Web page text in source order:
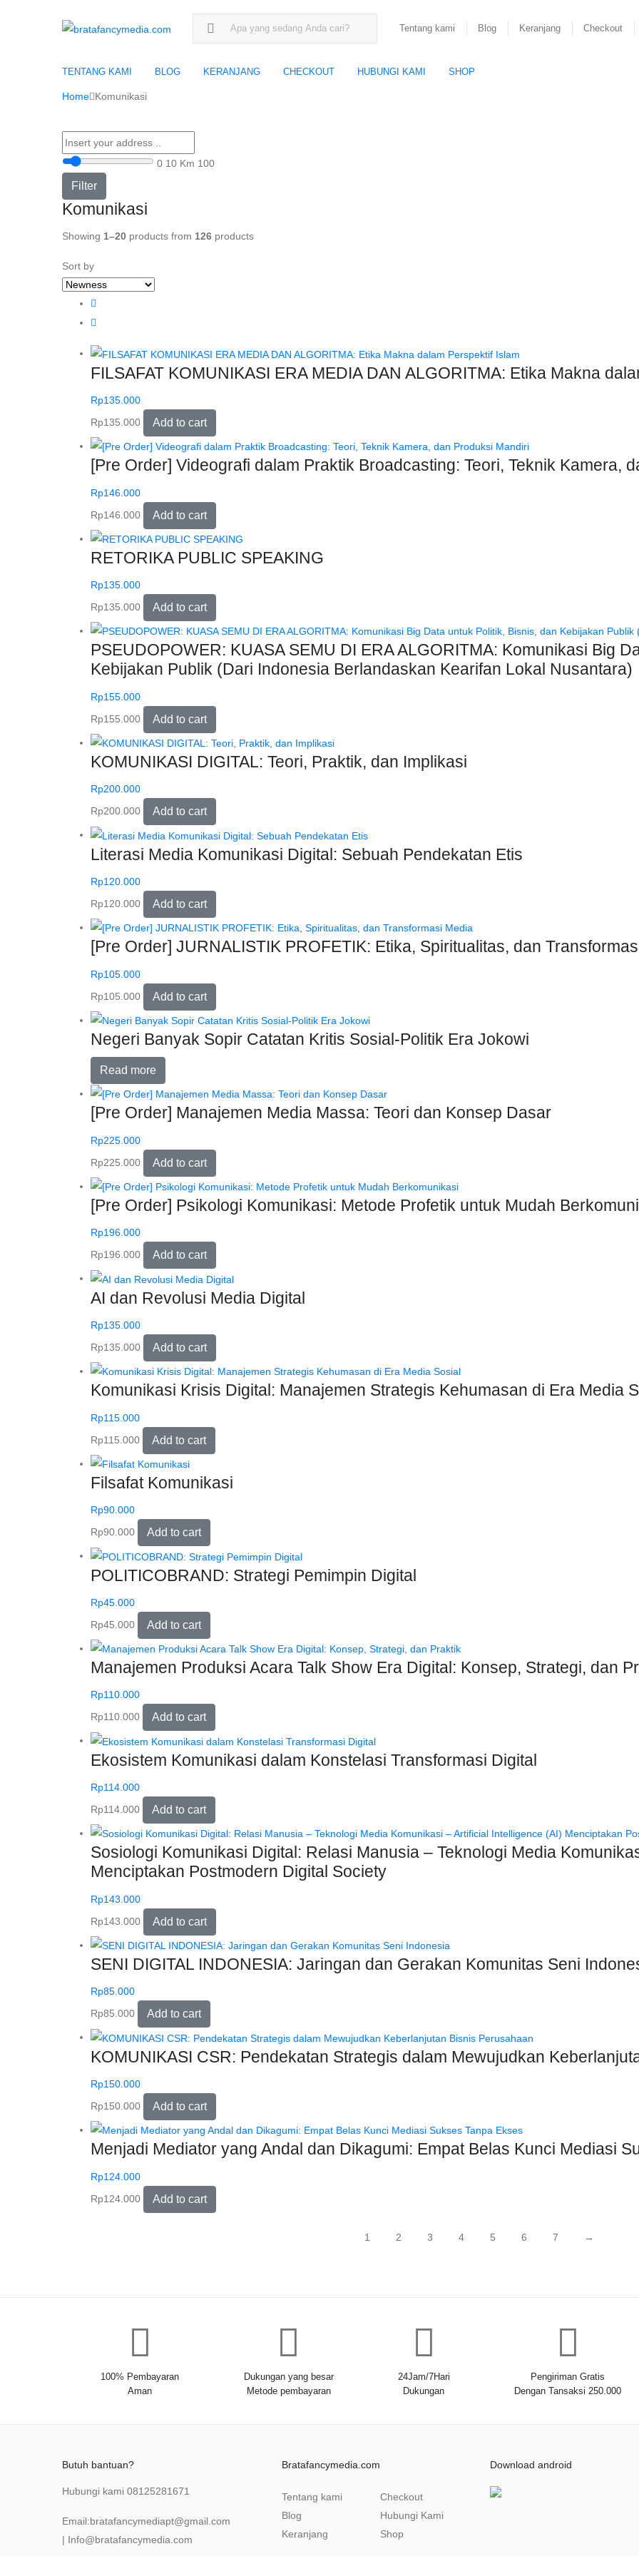
Search for:
Tentang kami Blog Keranjang Checkout
TENTANG KAMI BLOG KERANJANG CHECKOUT HUBUNGI KAMI SHOP
Home Komunikasi
0 10 Km 100
Filter
Komunikasi
Showing 1–20 products from 126 products
Sort by
FILSAFAT KOMUNIKASI ERA MEDIA DAN ALGORITMA: Etika Makna
Rp135.000
Rp135.000 Add to cart
[Pre Order] Videografi dalam Praktik Broadcasting: Teori, Teknik Kamera,
Rp146.000
Rp146.000 Add to cart
RETORIKA PUBLIC SPEAKING
Rp135.000
Rp135.000 Add to cart
PSEUDOPOWER: KUASA SEMU DI ERA ALGORITMA: Komunikasi Big
Kebijakan Publik (Dari Indonesia Berlandaskan Kearifan Lokal Nusantara)
Rp155.000
Rp155.000 Add to cart
KOMUNIKASI DIGITAL: Teori, Praktik, dan Implikasi
Rp200.000
Rp200.000 Add to cart
Literasi Media Komunikasi Digital: Sebuah Pendekatan Etis
Rp120.000
Rp120.000 Add to cart
[Pre Order] JURNALISTIK PROFETIK: Etika, Spiritualitas, dan
Rp105.000
Rp105.000 Add to cart
Negeri Banyak Sopir Catatan Kritis Sosial-Politik Era Jokowi
Read more
[Pre Order] Manajemen Media Massa: Teori dan Konsep Dasar
Rp225.000
Rp225.000 Add to cart
[Pre Order] Psikologi Komunikasi: Metode Profetik untuk Mudah
Rp196.000
Rp196.000 Add to cart
AI dan Revolusi Media Digital
Rp135.000
Rp135.000 Add to cart
Komunikasi Krisis Digital: Manajemen Strategis Kehumasan di Era Media
Rp115.000
Rp115.000 Add to cart
Filsafat Komunikasi
Rp90.000
Rp90.000 Add to cart
POLITICOBRAND: Strategi Pemimpin Digital
Rp45.000
Rp45.000 Add to cart
Manajemen Produksi Acara Talk Show Era Digital: Konsep, Strategi, dan
Rp110.000
Rp110.000 Add to cart
Ekosistem Komunikasi dalam Konstelasi Transformasi Digital
Rp114.000
Rp114.000 Add to cart
Sosiologi Komunikasi Digital: Relasi Manusia – Teknologi Media
Menciptakan Postmodern Digital Society
Rp143.000
Rp143.000 Add to cart
SENI DIGITAL INDONESIA: Jaringan dan Gerakan Komunitas Seni
Rp85.000
Rp85.000 Add to cart
KOMUNIKASI CSR: Pendekatan Strategis dalam Mewujudkan
Rp150.000
Rp150.000 Add to cart
Menjadi Mediator yang Andal dan Dikagumi: Empat Belas Kunci Mediasi
Rp124.000
Rp124.000 Add to cart
1 2 3 4 5 6 7 →
100% Pembayaran
Aman
Dukungan yang besar
Metode pembayaran
24Jam/7Hari
Dukungan
Pengiriman Gratis
Dengan Tansaksi 250.000
Butuh bantuan?
Hubungi kami 08125281671
Email:bratafancymediapt@gmail.com
| Info@bratafancymedia .com
Bratafancymedia.com
Tentang kami
Blog
Keranjang
Checkout
Hubungi Kami
Shop
Download android